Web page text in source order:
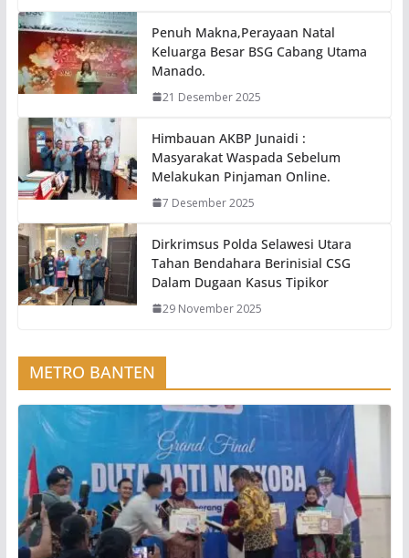
Penuh Makna,Perayaan Natal
Keluarga Besar BSG Cabang Utama
Manado.
21 Desember 2025
Himbauan AKBP Junaidi :
Masyarakat Waspada Sebelum
Melakukan Pinjaman Online.
7 Desember 2025
Dirkrimsus Polda Selawesi Utara
Tahan Bendahara Berinisial CSG
Dalam Dugaan Kasus Tipikor
29 November 2025
METRO BANTEN